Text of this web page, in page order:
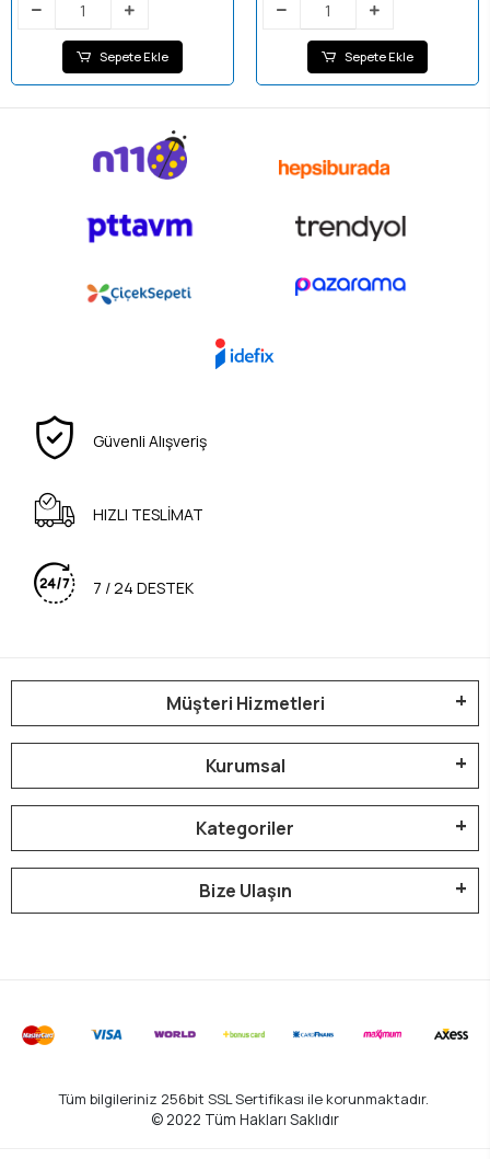
Sepete Ekle Sepete Ekle
Güvenli Alışveriş
HIZLI TESLİMAT
7 / 24 DESTEK
Müşteri Hizmetleri
Kurumsal
Kategoriler
Bize Ulaşın
Tüm bilgileriniz 256bit SSL Sertifikası ile korunmaktadır.
© 2022 Tüm Hakları Saklıdır